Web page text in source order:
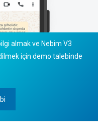
almak ve Nebim V3
için demo talebinde